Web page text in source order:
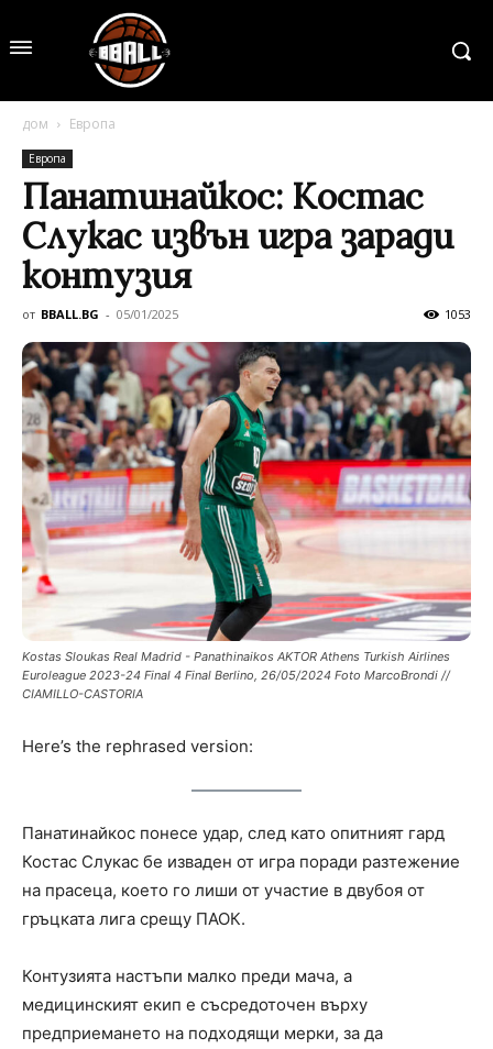
дом Европа
Европа
Панатинайкос: Костас
Слукас извън игра заради
контузия
от BBALL.BG - 05/01/2025 1053
Kostas Sloukas Real Madrid - Panathinaikos AKTOR Athens Turkish Airlines
Euroleague 2023-24 Final 4 Final Berlino, 26/05/2024 Foto MarcoBrondi //
CIAMILLO-CASTORIA
Here’s the rephrased version:
Панатинайкос понесе удар, след като опитният гард
Костас Слукас бе изваден от игра поради разтежение
на прасеца, което го лиши от участие в двубоя от
гръцката лига срещу ПАОК.
Контузията настъпи малко преди мача, а
медицинският екип е съсредоточен върху
предприемането на подходящи мерки, за да